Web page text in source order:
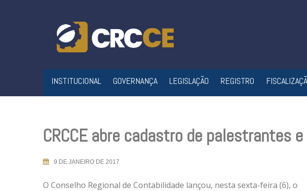
INSTITUCIONAL GOVERNANÇA LEGISLAÇÃO REGISTRO
CRCCE abre cadastro de palestrantes
9 DE JANEIRO DE 2017
O Conselho Regional de Contabilidade lançou, nesta sexta-feira (6), o